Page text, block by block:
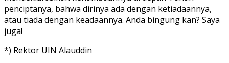
penciptanya, bahwa dirinya ada dengan ketiadaannya,
atau tiada dengan keadaannya. Anda bingung kan? Saya
juga!
*) Rektor UIN Alauddin